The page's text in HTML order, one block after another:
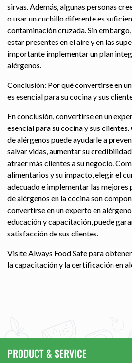
sirvas. Además, algunas personas
o usar un cuchillo diferente es
contaminación cruzada. Sin
estar presentes en el aire y en las
importante implementar un plan
alérgenos.
Conclusión: Por qué convertirse en
es esencial para su cocina y sus
En conclusión, convertirse en un
esencial para su cocina y sus
de alérgenos puede ayudarle a
salvar vidas, aumentar su
atraer más clientes a su negocio.
alimentarios y su impacto, elegir el
adecuado e implementar las
de alérgenos en la cocina son
convertirse en un experto en
educación y capacitación, puede
satisfacción de sus clientes.
Visite Always Food Safe para
la capacitación y la certificación en
PRODUCT & SERVICE